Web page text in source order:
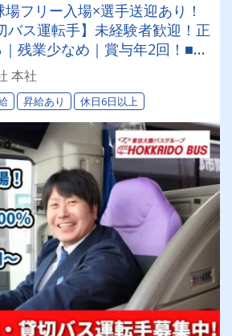
フリー入場×選手送迎あり！
バス運転手】未経験者歓迎！正
残業少なめ｜賞与年2回！■従
両400台。全国に展開する東
グループ会社です！
本社
昇給あり 休日6日以上